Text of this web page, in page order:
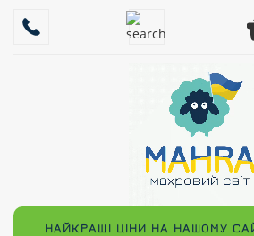
НАЙКРАЩІ ЦІНИ НА НАШОМУ